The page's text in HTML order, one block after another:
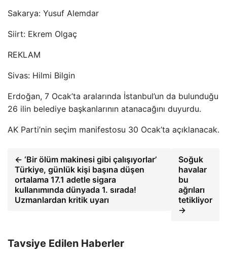
Sakarya: Yusuf Alemdar
Siirt: Ekrem Olgaç
REKLAM
Sivas: Hilmi Bilgin
Erdoğan, 7 Ocak’ta aralarında İstanbul’un da bulunduğu
26 ilin belediye başkanlarının atanacağını duyurdu.
AK Parti’nin seçim manifestosu 30 Ocak’ta açıklanacak.
← ‘Bir ölüm makinesi gibi çalışıyorlar’
Türkiye, günlük kişi başına düşen
ortalama 17.1 adetle sigara
kullanımında dünyada 1. sırada!
Uzmanlardan kritik uyarı
Soğuk
havalar
bu
ağrıları
tetikliyor
→
Tavsiye Edilen Haberler